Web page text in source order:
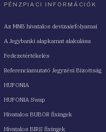
PÉNZPIACI INFORMÁCIÓK
Az MNB hivatalos devizaárfolyamai
A Jegybanki alapkamat alakulása
Fedezetértékelés
Referenciamutató Jegyzési Bizottság
HUFONIA
HUFONIA Swap
Hivatalos BUBOR fixingek
Hivatalos BIRS fixingek